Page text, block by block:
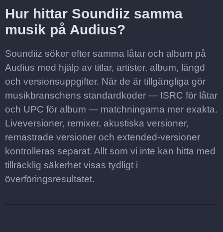
Hur hittar Soundiiz samma
musik på Audius?
Soundiiz söker efter samma låtar och album på
Audius med hjälp av titlar, artister, album, längd
och versionsuppgifter. När de är tillgängliga gör
musikbranschens standardkoder — ISRC för låtar
och UPC för album — matchningarna mer exakta.
Liveversioner, remixer, akustiska versioner,
remastrade versioner och extended-versioner
kontrolleras separat. Allt som vi inte kan hitta med
tillräcklig säkerhet visas tydligt i
överföringsresultatet.